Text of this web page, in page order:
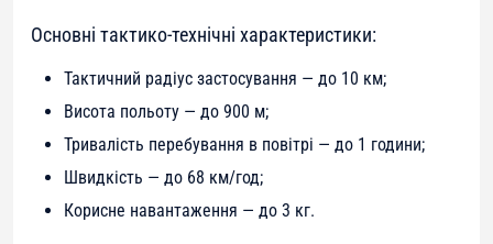
Основні тактико-технічні характеристики:
Тактичний радіус застосування — до 10 км;
Висота польоту — до 900 м;
Тривалість перебування в повітрі — до 1 години;
Швидкість — до 68 км/год;
Корисне навантаження — до 3 кг.